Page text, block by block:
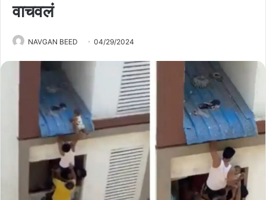
वाचवलं
NAVGAN BEED 04/29/2024